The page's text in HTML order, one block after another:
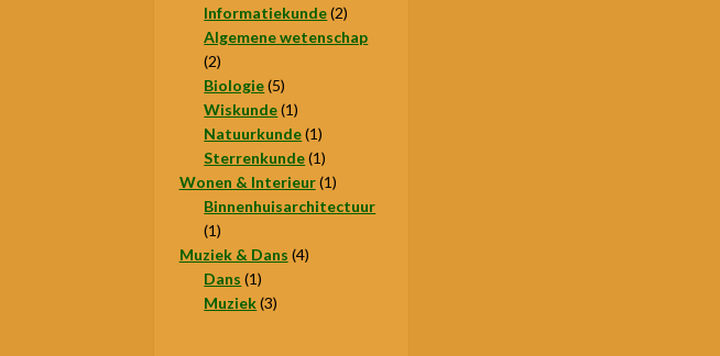
product
Informatiekunde 22
producten
Algemene wetenschap
22
producten
Biologie 55
producten
Wiskunde 11
product
Natuurkunde 11
product
Sterrenkunde 11
product
Wonen & Interieur 11
product
Binnenhuisarchitectuur
11
product
Muziek & Dans 44
Dans 11
product
Muziek 33